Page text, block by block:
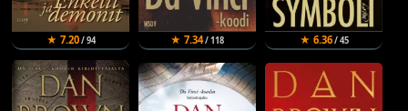
★ 7.20/ 94 ★ 7.34/ 118 ★ 6.36/ 45